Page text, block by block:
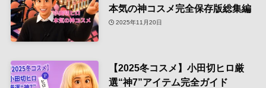
本気の神コスメ完全保存版総集編
2025年11月20日
【2025冬コスメ】小田切ヒロ厳
選“神7”アイテム完全ガイド